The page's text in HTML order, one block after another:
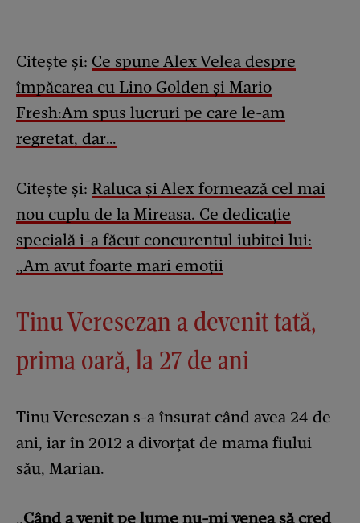
Citește și: Ce spune Alex Velea despre
împăcarea cu Lino Golden și Mario
Fresh:Am spus lucruri pe care le-am
regretat, dar…
Citește și: Raluca și Alex formează cel mai
nou cuplu de la Mireasa. Ce dedicație
specială i-a făcut concurentul iubitei lui:
„Am avut foarte mari emoții
Tinu Veresezan a devenit tată,
prima oară, la 27 de ani
Tinu Veresezan s-a însurat când avea 24 de
ani, iar în 2012 a divorțat de mama fiului
său, Marian.
„Când a venit pe lume nu-mi venea să cred